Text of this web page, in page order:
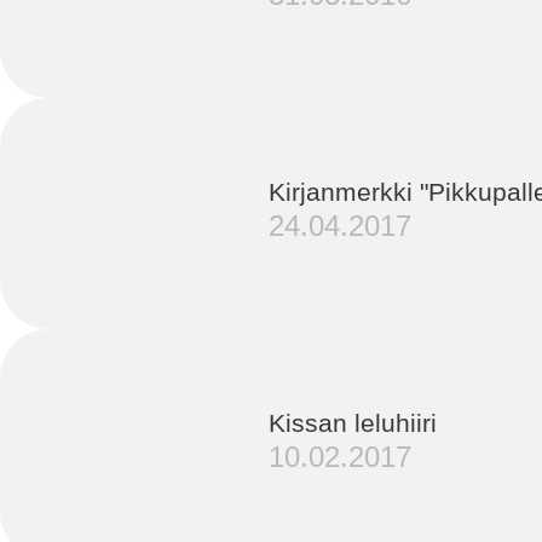
Kirjanmerkki
24.04.2017
Kissan leluhiiri
10.02.2017